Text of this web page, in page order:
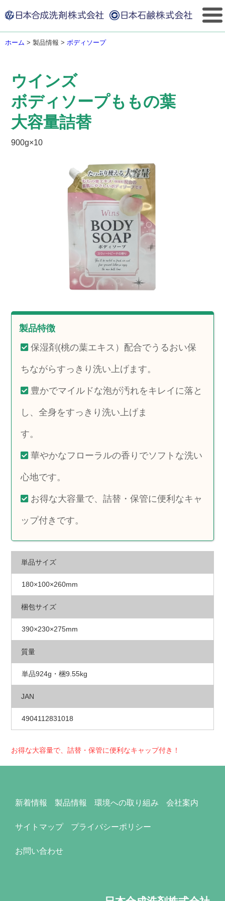
ホーム > 製品情報 > ボディソープ
ウインズ
ボディソープももの葉
大容量詰替
900g×10
製品特徴
保湿剤(桃の葉エキス）配合でうるおい保
ちながらすっきり洗い上げます。
豊かでマイルドな泡が汚れをキレイに落と
し、全身をすっきり洗い上げま
す。
華やかなフローラルの香りでソフトな洗い
心地です。
お得な大容量で、詰替・保管に便利なキャ
ップ付きです。
単品サイズ
180×100×260mm
梱包サイズ
390×230×275mm
質量
単品924g・梱9.55kg
JAN
4904112831018
お得な大容量で、詰替・保管に便利なキャップ付き！
新着情報 製品情報 環境への取り組み 会社案内
サイトマップ プライバシーポリシー
お問い合わせ